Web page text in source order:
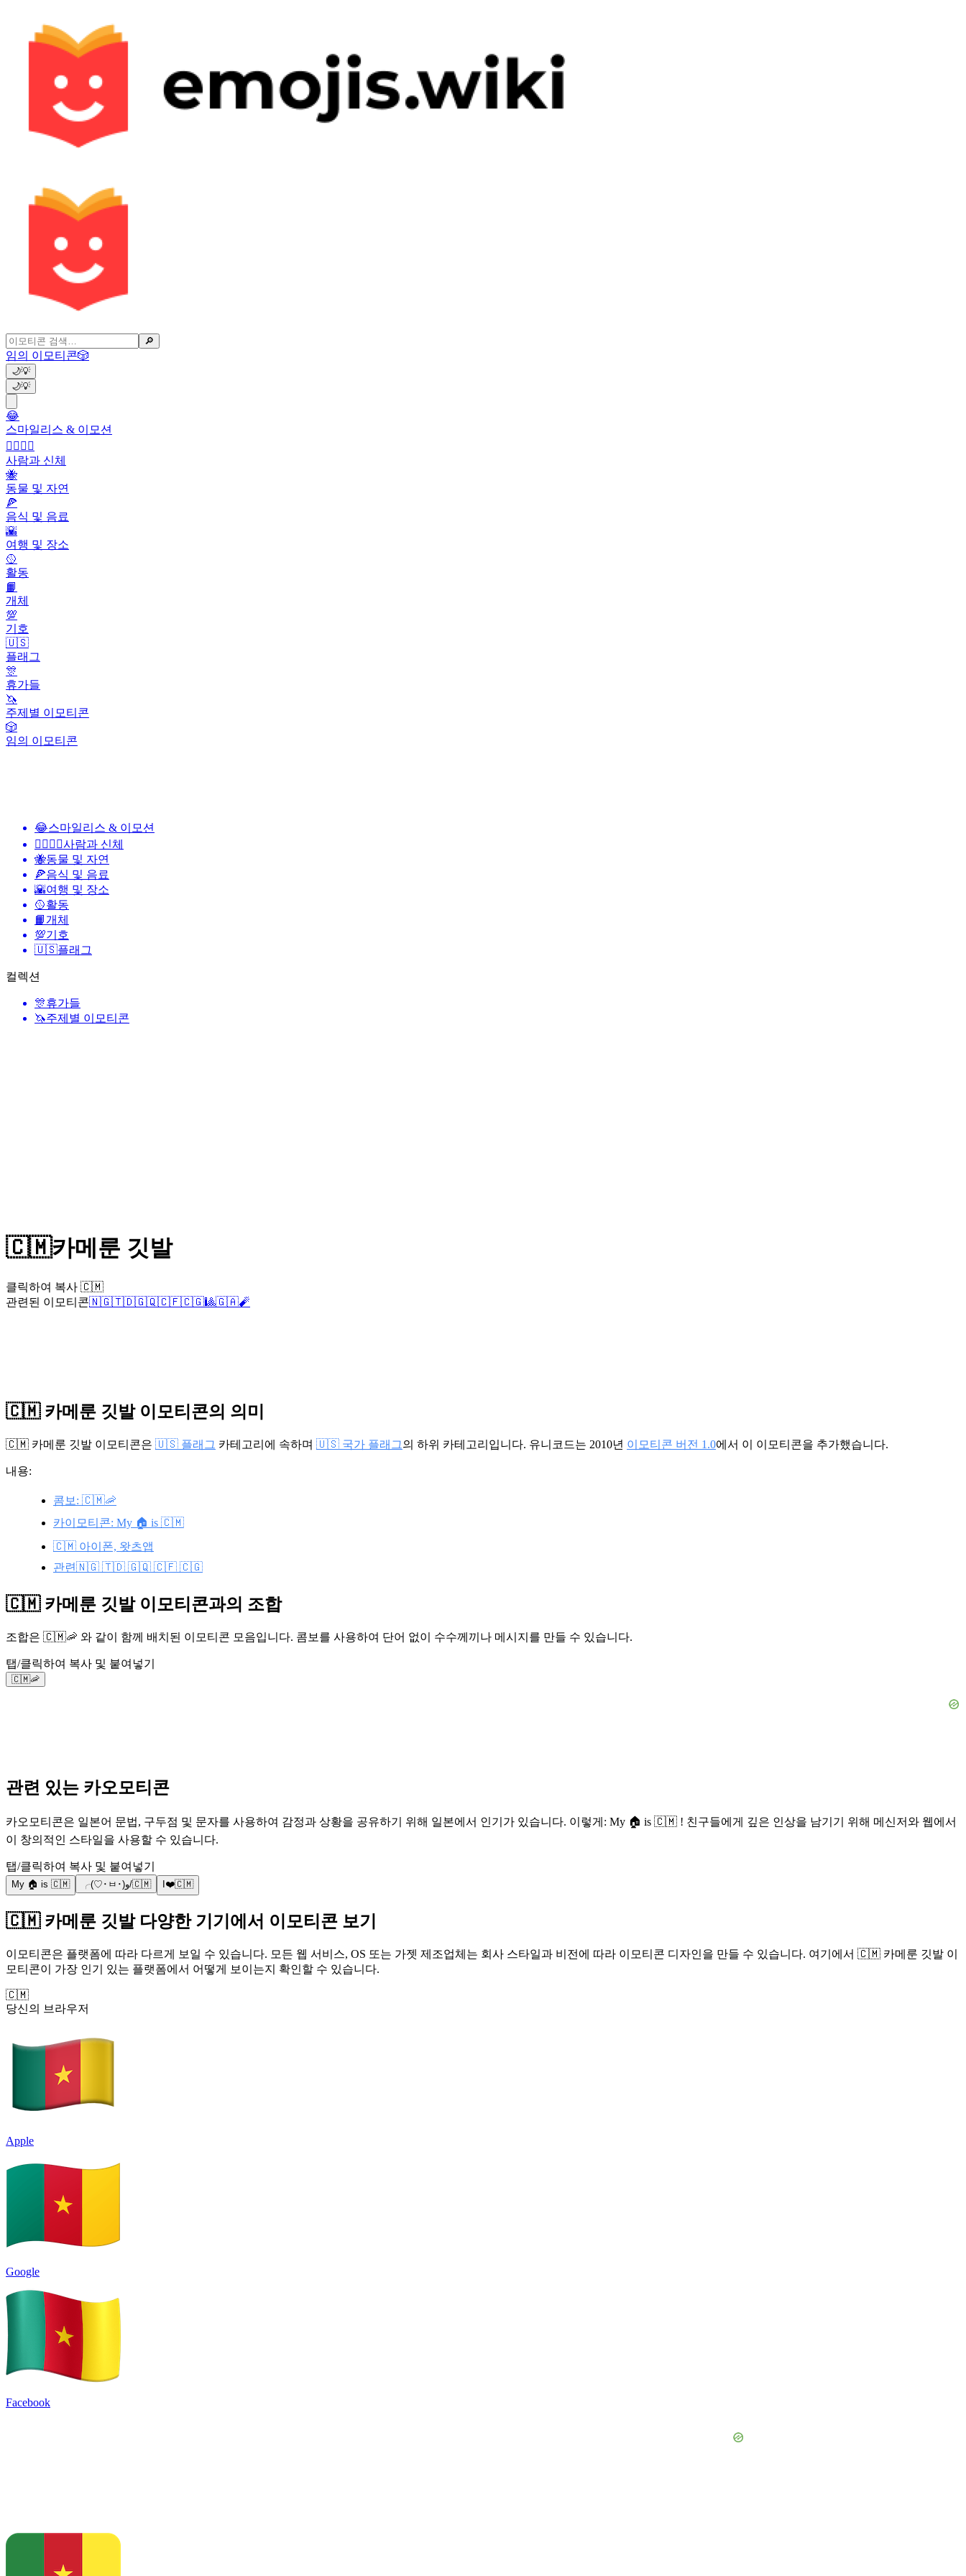
🔎
임의 이모티콘🎲
🌙💡
🌙💡
😂
스마일리스 & 이모션
👩‍❤️‍💋‍👨
사람과 신체
🐝
동물 및 자연
🍕
음식 및 음료
🌇
여행 및 장소
🥎
활동
📙
개체
💯
기호
🇺🇸
플래그
🎊
휴가들
🦄
주제별 이모티콘
🎲
임의 이모티콘
😂스마일리스 & 이모션
👩‍❤️‍💋‍👨사람과 신체
🐝동물 및 자연
🍕음식 및 음료
🌇여행 및 장소
🥎활동
📙개체
💯기호
🇺🇸플래그
컬렉션
🎊휴가들
🦄주제별 이모티콘
🇨🇲카메룬 깃발
클릭하여 복사 🇨🇲
관련된 이모티콘🇳🇬🇹🇩🇬🇶🇨🇫🇨🇬🎱🇬🇦🧨
🇨🇲 카메룬 깃발 이모티콘의 의미
🇨🇲 카메룬 깃발 이모티콘은 🇺🇸 플래그 카테고리에 속하며 🇺🇸 국가 플래그의 하위 카테고리입니다. 유니코드는 2010년 이모티콘 버전 1.0에서 이 이모티콘을 추가했습니다.
내용:
콤보: 🇨🇲🦐
카이모티콘: My 🏠 is 🇨🇲
🇨🇲 아이폰, 왓츠앱
관련🇳🇬 🇹🇩 🇬🇶 🇨🇫 🇨🇬
🇨🇲 카메룬 깃발 이모티콘과의 조합
조합은 🇨🇲🦐 와 같이 함께 배치된 이모티콘 모음입니다. 콤보를 사용하여 단어 없이 수수께끼나 메시지를 만들 수 있습니다.
탭/클릭하여 복사 및 붙여넣기
🇨🇲🦐
관련 있는 카오모티콘
카오모티콘은 일본어 문법, 구두점 및 문자를 사용하여 감정과 상황을 공유하기 위해 일본에서 인기가 있습니다. 이렇게: My 🏠 is 🇨🇲 ! 친구들에게 깊은 인상을 남기기 위해 메신저와 웹에서
이 창의적인 스타일을 사용할 수 있습니다.
탭/클릭하여 복사 및 붙여넣기
My 🏠 is 🇨🇲 ╭(♡･ㅂ･)و/🇨🇲 I❤️🇨🇲
🇨🇲 카메룬 깃발 다양한 기기에서 이모티콘 보기
이모티콘은 플랫폼에 따라 다르게 보일 수 있습니다. 모든 웹 서비스, OS 또는 가젯 제조업체는 회사 스타일과 비전에 따라 이모티콘 디자인을 만들 수 있습니다. 여기에서 🇨🇲 카메룬 깃발 이
모티콘이 가장 인기 있는 플랫폼에서 어떻게 보이는지 확인할 수 있습니다.
🇨🇲
당신의 브라우저
Apple
Google
Facebook